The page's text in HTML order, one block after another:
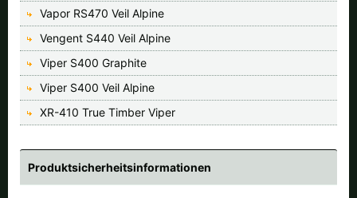
Vapor RS470 Veil Alpine
Vengent S440 Veil Alpine
Viper S400 Graphite
Viper S400 Veil Alpine
XR-410 True Timber Viper
Produktsicherheitsinformationen